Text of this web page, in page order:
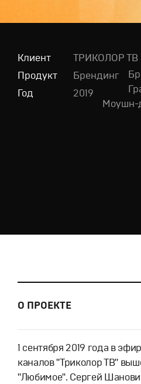
Клиент
ТРИКОЛОР ТВ
Продукт
Брендинг
Год
2019
Моушн-
О ПРОЕКТЕ
1 сентября 2019 года в
каналов "Триколор ТВ"
"Любимое". Сергей